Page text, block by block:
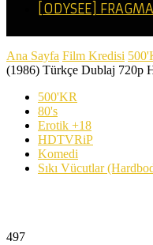
[ODYSEE]
Ana Sayfa Film Kredisi
(1986) Türkçe Dublaj 720p
500'KR
80's
Erotik +18
HDTVRiP
Komedi
Sıkı Vücutlar
497